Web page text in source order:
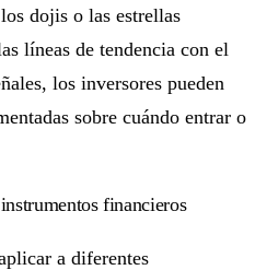
dojis o las estrellas
líneas de tendencia con el
los inversores pueden
sobre cuándo entrar o
financieros
a diferentes